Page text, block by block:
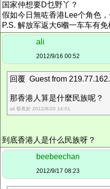
国家仲想要D乜野丫？
假如今日無咗香港Lee个角色
P.S. 解放军返大6嗰一车车有
ali
2012/9/16 00:52
回覆 Guest from
那香港人算是什麼民族呢？
ali 發表於 2012/8/20 14:01
到底香港人是什么民族呀？
beebeechan
2012/9/17 08:23